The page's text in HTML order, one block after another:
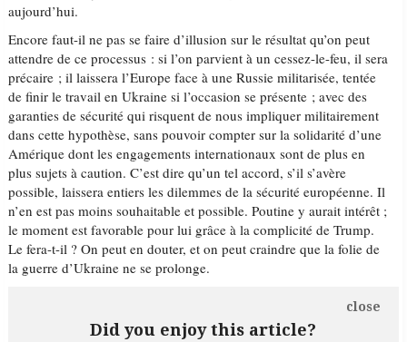
aujourd’hui.
Encore faut-il ne pas se faire d’illusion sur le résultat qu’on peut
attendre de ce processus : si l’on parvient à un cessez-le-feu, il sera
précaire ; il laissera l’Europe face à une Russie militarisée, tentée
de finir le travail en Ukraine si l’occasion se présente ; avec des
garanties de sécurité qui risquent de nous impliquer militairement
dans cette hypothèse, sans pouvoir compter sur la solidarité d’une
Amérique dont les engagements internationaux sont de plus en
plus sujets à caution. C’est dire qu’un tel accord, s’il s’avère
possible, laissera entiers les dilemmes de la sécurité européenne. Il
n’en est pas moins souhaitable et possible. Poutine y aurait intérêt ;
le moment est favorable pour lui grâce à la complicité de Trump.
Le fera-t-il ? On peut en douter, et on peut craindre que la folie de
la guerre d’Ukraine ne se prolonge.
Did you enjoy this article?
close